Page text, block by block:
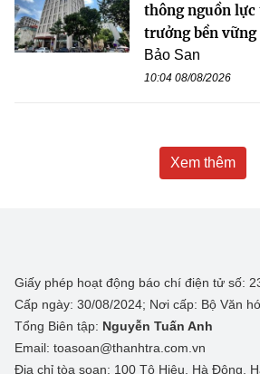
thông nguồn lực
trưởng bền vững
Bảo San
10:04 08/08/2026
Xem thêm
Giấy phép hoạt động báo chí điện tử số:
Cấp ngày: 30/08/2024; Nơi cấp: Bộ Văn
Tổng Biên tập: Nguyễn Tuấn Anh
Email: toasoan@thanhtra.com.vn
Địa chỉ tòa soạn: 100 Tô Hiệu, Hà Đông,